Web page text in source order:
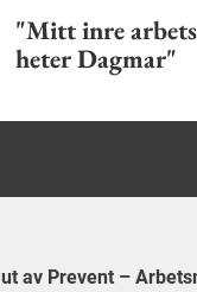
"Mitt inre
heter Dagmar"
av Prevent –